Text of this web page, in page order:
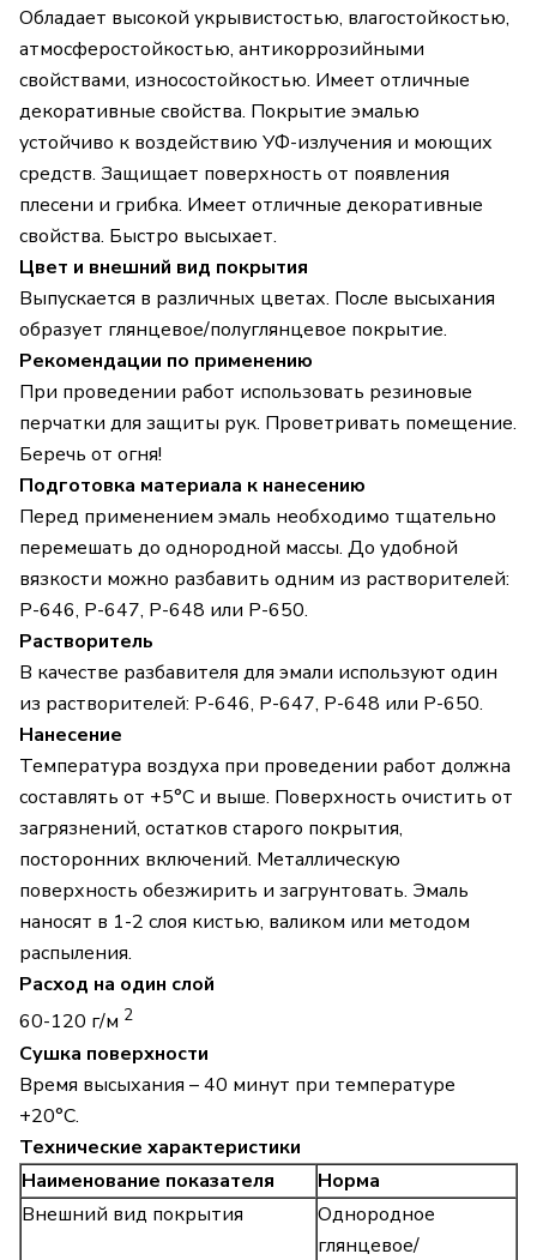
Обладает высокой укрывистостью, влагостойкостью,
атмосферостойкостью, антикоррозийными
свойствами, износостойкостью. Имеет отличные
декоративные свойства. Покрытие эмалью
устойчиво к воздействию УФ-излучения и моющих
средств. Защищает поверхность от появления
плесени и грибка. Имеет отличные декоративные
свойства. Быстро высыхает.
Цвет и внешний вид покрытия
Выпускается в различных цветах. После высыхания
образует глянцевое/полуглянцевое покрытие.
Рекомендации по применению
При проведении работ использовать резиновые
перчатки для защиты рук. Проветривать помещение.
Беречь от огня!
Подготовка материала к нанесению
Перед применением эмаль необходимо тщательно
перемешать до однородной массы. До удобной
вязкости можно разбавить одним из растворителей:
Р-646, Р-647, Р-648 или Р-650.
Растворитель
В качестве разбавителя для эмали используют один
из растворителей: Р-646, Р-647, Р-648 или Р-650.
Нанесение
Температура воздуха при проведении работ должна
составлять от +5°С и выше. Поверхность очистить от
загрязнений, остатков старого покрытия,
посторонних включений. Металлическую
поверхность обезжирить и загрунтовать. Эмаль
наносят в 1-2 слоя кистью, валиком или методом
распыления.
Расход на один слой
60-120 г/м 2
Сушка поверхности
Время высыхания – 40 минут при температуре
+20°С.
Технические характеристики
Наименование показателя
Норма
Внешний вид покрытия
Однородное
глянцевое/